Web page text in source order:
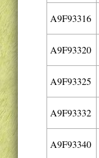
A9F93316
A9F93320
A9F93325
A9F93332
A9F93340